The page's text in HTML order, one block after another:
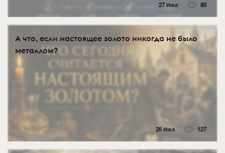
27 Июл 80
А что, если настоящее золото никогда не было
металлом?
26 Июл 127